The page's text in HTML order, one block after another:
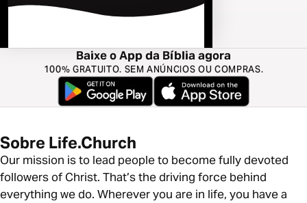
Baixe o App da Bíblia agora
100% GRATUITO. SEM ANÚNCIOS OU COMPRAS.
Sobre Life.Church
Our mission is to lead people to become fully devoted
followers of Christ. That’s the driving force behind
everything we do. Wherever you are in life, you have a